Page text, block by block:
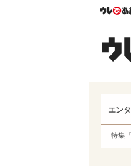
エン
特集